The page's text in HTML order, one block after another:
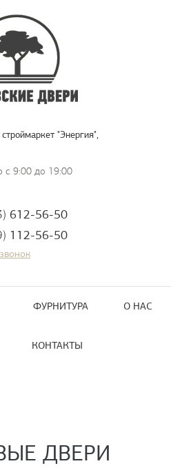
"Энергия",
с 9:00 до 19:00
612-56-50
112-56-50
ФУРНИТУРА О НАС
КОНТАКТЫ
ДВЕРИ